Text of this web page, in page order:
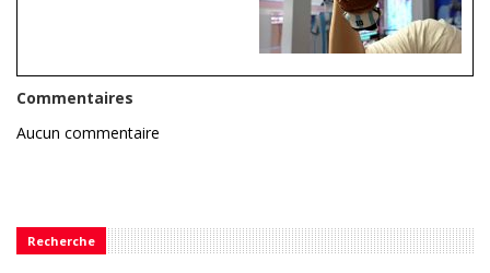
Commentaires
Aucun commentaire
Recherche